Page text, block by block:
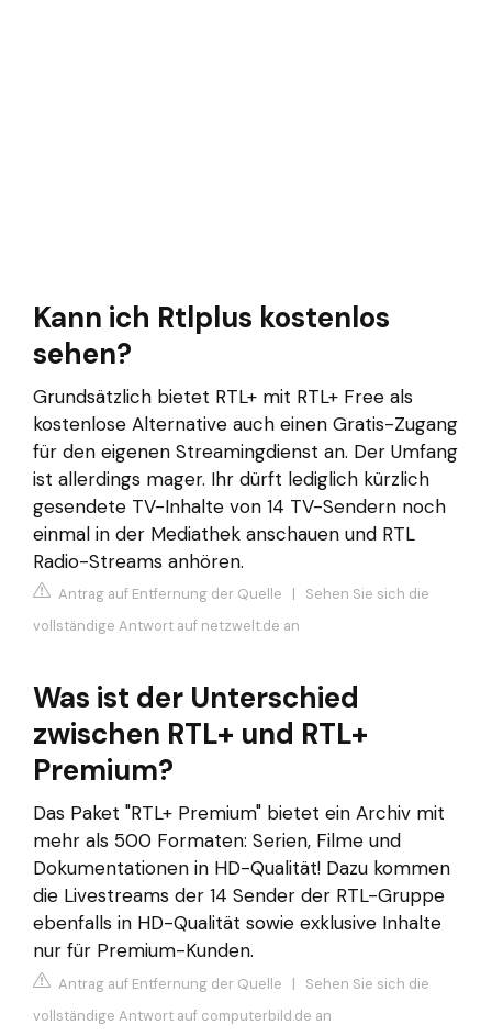
Kann ich Rtlplus kostenlos
sehen?
Grundsätzlich bietet RTL+ mit RTL+ Free als
kostenlose Alternative auch einen Gratis-Zugang
für den eigenen Streamingdienst an. Der Umfang
ist allerdings mager. Ihr dürft lediglich kürzlich
gesendete TV-Inhalte von 14 TV-Sendern noch
einmal in der Mediathek anschauen und RTL
Radio-Streams anhören.
Antrag auf Entfernung der Quelle | Sehen Sie sich die
vollständige Antwort auf netzwelt.de an
Was ist der Unterschied
zwischen RTL+ und RTL+
Premium?
Das Paket "RTL+ Premium" bietet ein Archiv mit
mehr als 500 Formaten: Serien, Filme und
Dokumentationen in HD-Qualität! Dazu kommen
die Livestreams der 14 Sender der RTL-Gruppe
ebenfalls in HD-Qualität sowie exklusive Inhalte
nur für Premium-Kunden.
Antrag auf Entfernung der Quelle | Sehen Sie sich die
vollständige Antwort auf computerbild.de an